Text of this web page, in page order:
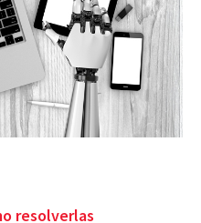
resolverlas